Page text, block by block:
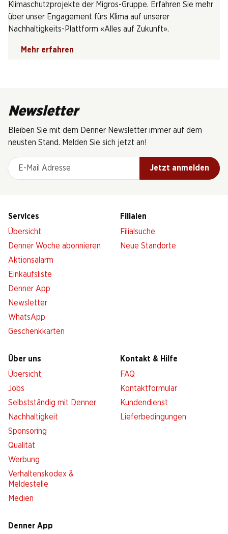
Klimaschutzprojekte der Migros-Gruppe. Erfahren Sie mehr
über unser Engagement fürs Klima auf unserer
Nachhaltigkeits-Plattform «Alles auf Zukunft».
Mehr erfahren
Newsletter
Bleiben Sie mit dem Denner Newsletter immer auf dem
neusten Stand. Melden Sie sich jetzt an!
E-Mail Adresse
Jetzt anmelden
Services
Übersicht
Denner Woche abonnieren
Aktionsalarm
Einkaufsliste
Denner App
Newsletter
WhatsApp
Geschenkkarten
Filialen
Filialsuche
Neue Standorte
Über uns
Übersicht
Jobs
Selbstständig mit Denner
Nachhaltigkeit
Sponsoring
Qualität
Werbung
Verhaltenskodex &
Meldestelle
Medien
Kontakt & Hilfe
FAQ
Kontaktformular
Kundendienst
Lieferbedingungen
Denner App